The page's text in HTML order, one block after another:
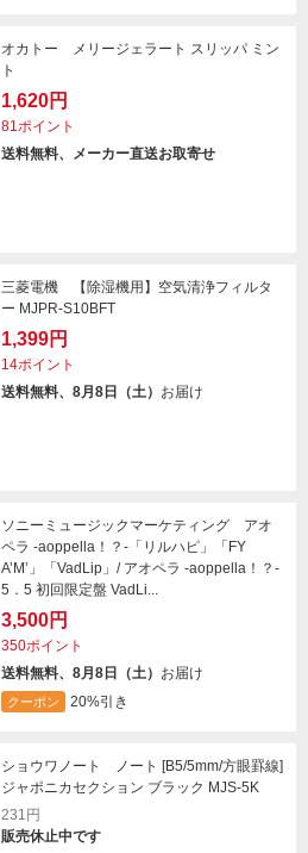
オカトー メリージェラート スリッパ ミン
ト
1,620円
81ポイント
送料無料、メーカー直送お取寄せ
三菱電機 【除湿機用】空気清浄フィルタ
ー MJPR-S10BFT
1,399円
14ポイント
送料無料、8月8日（土） お届け
ソニーミュージックマーケティング アオ
ペラ -aoppella！？-「リルハピ」「FY
A’M’」「VadLip」/ アオペラ -aoppella！？-
5．5 初回限定盤 VadLi...
3,500円
350ポイント
送料無料、8月8日（土） お届け
クーポン 20%引き
ショウワノート ノート [B5/5mm/方眼罫線]
ジャポニカセクション ブラック MJS-5K
231円
販売休止中です